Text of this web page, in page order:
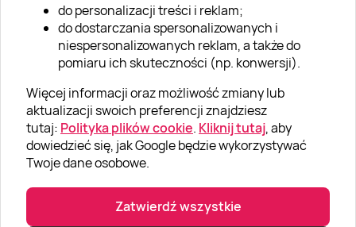
do personalizacji treści i reklam;
do dostarczania spersonalizowanych i
niespersonalizowanych reklam, a także do
pomiaru ich skuteczności (np. konwersji).
Więcej informacji oraz możliwość zmiany lub
aktualizacji swoich preferencji znajdziesz
tutaj: Polityka plików cookie. Kliknij tutaj, aby
dowiedzieć się, jak Google będzie wykorzystywać
Twoje dane osobowe.
Zatwierdź wszystkie
Klub Lojalnościowy
Dodaj recenzję
Informacje
GRUPA „SUPER PREZENTY“